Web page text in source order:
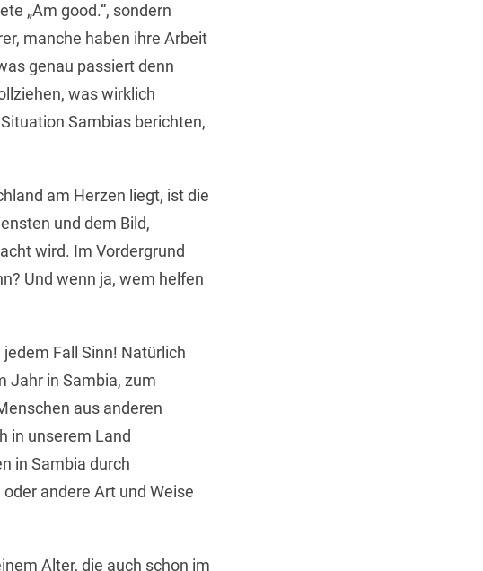
„Am good.“, sondern
manche haben ihre Arbeit
genau passiert denn
was wirklich
Sambias berichten,
am Herzen liegt, ist die
und dem Bild,
wird. Im Vordergrund
Und wenn ja, wem helfen
Fall Sinn! Natürlich
Jahr in Sambia, zum
aus anderen
in unserem Land
in Sambia durch
andere Art und Weise
Alter, die auch schon im